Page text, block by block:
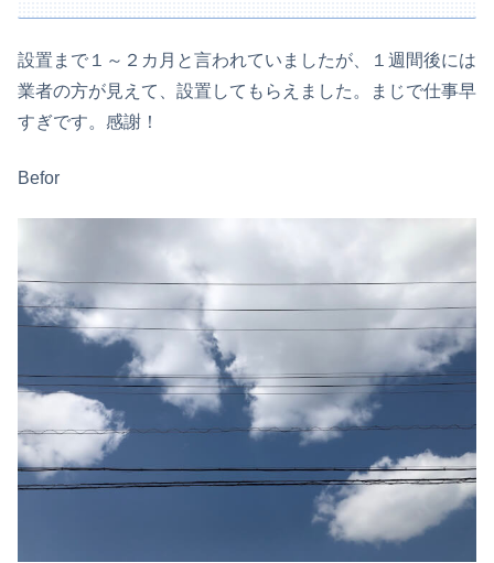
設置まで１～２カ月と言われていましたが、１週間後には
業者の方が見えて、設置してもらえました。まじで仕事早
すぎです。感謝！
Befor